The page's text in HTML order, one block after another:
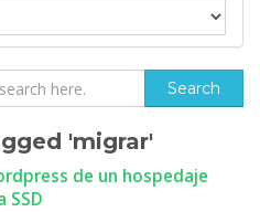
'migrar'
de un hospedaje
SSD